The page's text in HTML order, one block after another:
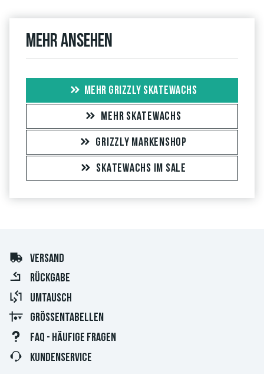
Mehr ansehen
MEHR GRIZZLY SKATEWACHS
MEHR SKATEWACHS
GRIZZLY MARKENSHOP
SKATEWACHS IM SALE
VERSAND
RÜCKGABE
UMTAUSCH
GRÖSSENTABELLEN
FAQ - HÄUFIGE FRAGEN
KUNDENSERVICE